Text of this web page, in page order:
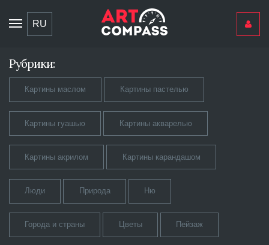
Toggle
navigation
RU
Рубрики:
Картины маслом Картины пастелью
Картины гуашью Картины акварелью
Картины акрилом Картины карандашом
Люди Природа Ню
Города и страны Цветы Пейзаж